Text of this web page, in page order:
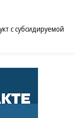
с субсидируемой